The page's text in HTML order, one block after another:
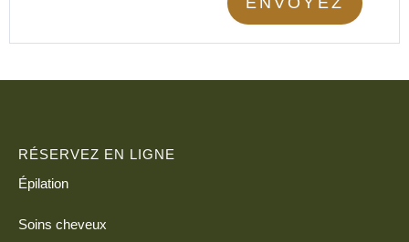
RÉSERVEZ EN LIGNE
Épilation
Soins cheveux